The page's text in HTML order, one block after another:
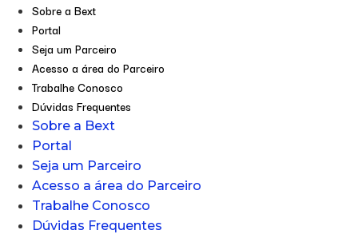
Sobre a Bext
Portal
Seja um Parceiro
Acesso a área do Parceiro
Trabalhe Conosco
Dúvidas Frequentes
Sobre a Bext
Portal
Seja um Parceiro
Acesso a área do Parceiro
Trabalhe Conosco
Dúvidas Frequentes